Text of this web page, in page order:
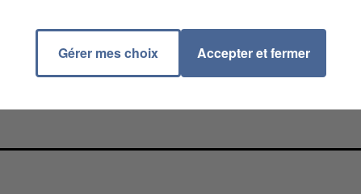
vous, sachez que vous pouvez tous les retrouver
Gérer mes choix Accepter et fermer